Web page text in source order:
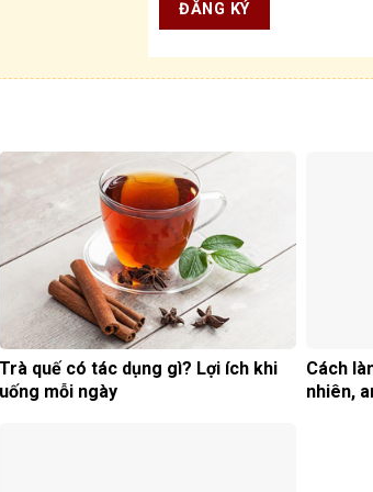
Trà quế có tác dụng gì? Lợi ích khi
uống mỗi ngày
Cách
nhiên,